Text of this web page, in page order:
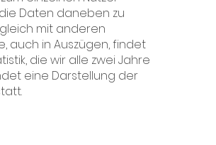
Daten daneben zu
mit anderen
auch in Auszügen, findet
die wir alle zwei Jahre
eine Darstellung der